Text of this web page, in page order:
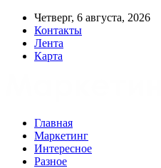
Четверг, 6 августа, 2026
Контакты
Лента
Карта
Главная
Маркетинг
Интересное
Разное